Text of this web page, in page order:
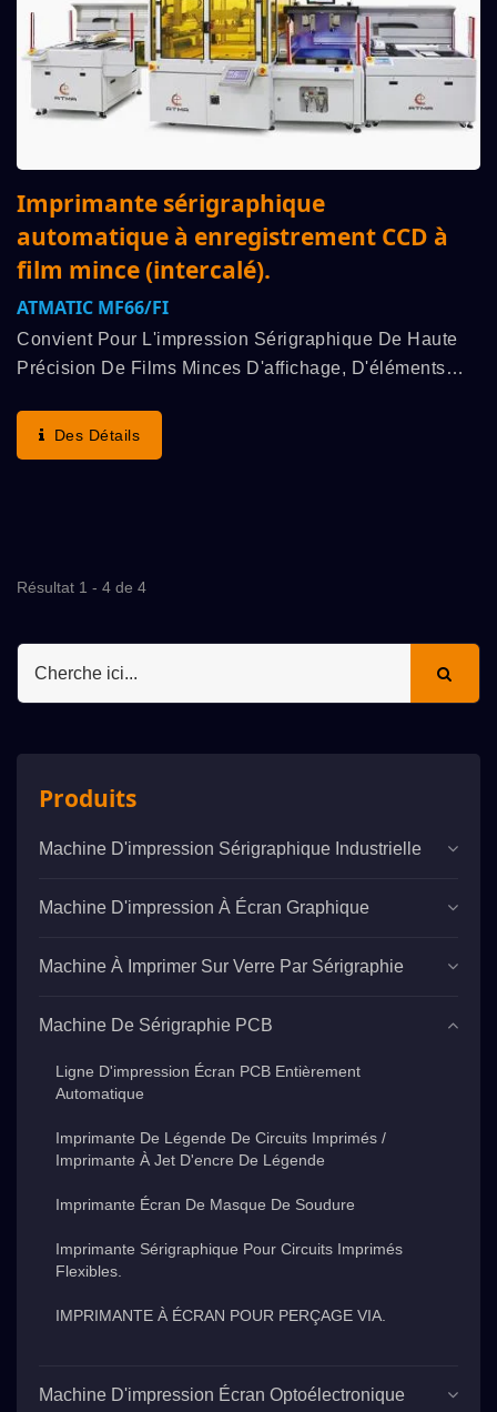
Imprimante sérigraphique
automatique à enregistrement CCD à
film mince (intercalé).
ATMATIC MF66/FI
Convient Pour L'impression Sérigraphique De Haute
Précision De Films Minces D'affichage, D'éléments
Caractéristiques De Cette Machine : Haute Planéité De
La Table...
Des Détails
Résultat 1 - 4 de 4
Produits
Machine D'impression Sérigraphique Industrielle
Machine D'impression À Écran Graphique
Machine À Imprimer Sur Verre Par Sérigraphie
Machine De Sérigraphie PCB
Ligne D'impression Écran PCB Entièrement
Automatique
Imprimante De Légende De Circuits Imprimés /
Imprimante À Jet D'encre De Légende
Imprimante Écran De Masque De Soudure
Imprimante Sérigraphique Pour Circuits Imprimés
Flexibles.
IMPRIMANTE À ÉCRAN POUR PERÇAGE VIA.
Machine D'impression Écran Optoélectronique